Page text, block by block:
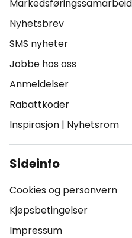
Markedsføringssamarbeid
Nyhetsbrev
SMS nyheter
Jobbe hos oss
Anmeldelser
Rabattkoder
Inspirasjon | Nyhetsrom
Sideinfo
Cookies og personvern
Kjøpsbetingelser
Impressum